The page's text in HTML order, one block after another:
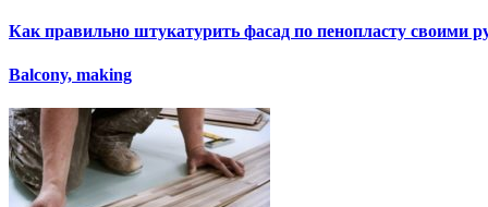
Как правильно штукатурить фасад по пенопласту своими
Balcony, making